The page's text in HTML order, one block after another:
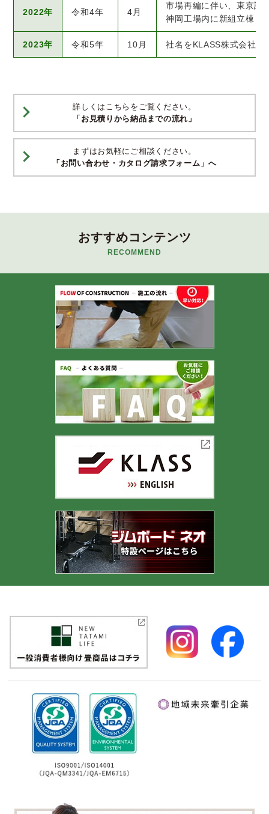
2022年 令和4年 4月
市場再編に伴い、東京証
神岡工場内に新組立棟・
2023年 令和5年 10月 社名をKLASS株式会社に
詳しくはこちらをご覧ください。
「お見積りから納品までの流れ」
まずはお気軽にご相談ください。
「お問い合わせ・カタログ請求フォーム」へ
おすすめコンテンツ
RECOMMEND